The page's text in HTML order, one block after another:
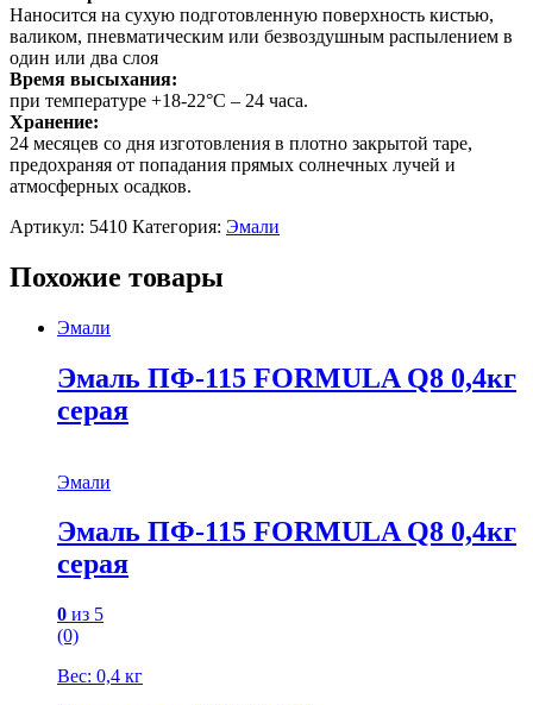
Наносится на сухую подготовленную поверхность кистью,
валиком, пневматическим или безвоздушным распылением в
один или два слоя
Время высыхания:
при температуре +18-22°С – 24 часа.
Хранение:
24 месяцев со дня изготовления в плотно закрытой таре,
предохраняя от попадания прямых солнечных лучей и
атмосферных осадков.
Артикул: 5410 Категория: Эмали
Похожие товары
Эмали
Эмаль ПФ-115 FORMULA Q8 0,4кг
серая
Эмали
Эмаль ПФ-115 FORMULA Q8 0,4кг
серая
0 из 5
(0)
Вес: 0,4 кг